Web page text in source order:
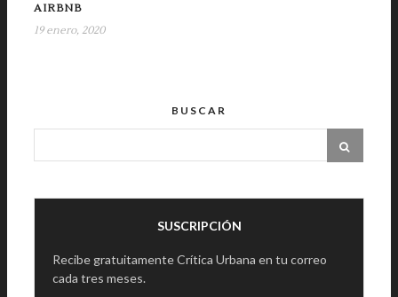
AIRBNB
19 enero, 2020
BUSCAR
SUSCRIPCIÓN
Recibe gratuitamente Crítica Urbana en tu correo
cada tres meses.